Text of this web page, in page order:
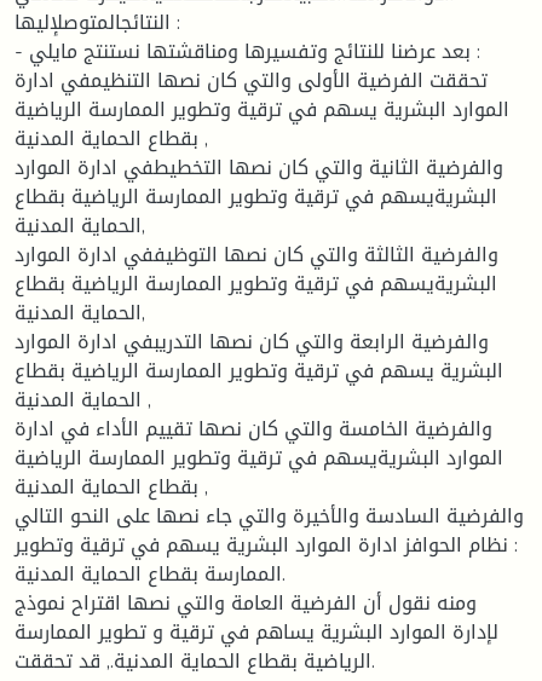
النتائجالمتوصلإليها :
- بعد عرضنا للنتائج وتفسيرها ومناقشتها نستنتج مايلي :
تحققت الفرضية الأولى والتي كان نصها التنظيمفي ادارة
الموارد البشرية يسهم في ترقية وتطوير الممارسة الرياضية
بقطاع الحماية المدنية ,
والفرضية الثانية والتي كان نصها التخطيطفي ادارة الموارد
البشريةيسهم في ترقية وتطوير الممارسة الرياضية بقطاع
الحماية المدنية,
والفرضية الثالثة والتي كان نصها التوظيففي ادارة الموارد
البشريةيسهم في ترقية وتطوير الممارسة الرياضية بقطاع
الحماية المدنية,
والفرضية الرابعة والتي كان نصها التدريبفي ادارة الموارد
البشرية يسهم في ترقية وتطوير الممارسة الرياضية بقطاع
الحماية المدنية ,
والفرضية الخامسة والتي كان نصها تقييم الأداء في ادارة
الموارد البشريةيسهم في ترقية وتطوير الممارسة الرياضية
بقطاع الحماية المدنية ,
والفرضية السادسة والأخيرة والتي جاء نصها على النحو التالي
: نظام الحوافز ادارة الموارد البشرية يسهم في ترقية وتطوير
الممارسة بقطاع الحماية المدنية.
ومنه نقول أن الفرضية العامة والتي نصها اقتراح نموذج
لإدارة الموارد البشرية يساهم في ترقية و تطوير الممارسة
الرياضية بقطاع الحماية المدنية., قد تحققت.